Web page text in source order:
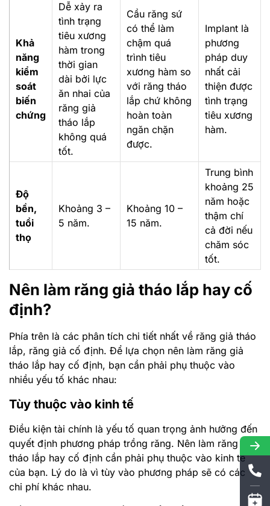
Khả
năng
kiểm
soát
biến
chứng
Dễ xảy ra
tình trạng
tiêu xương
hàm trong
thời gian
dài bởi lực
ăn nhai của
răng giả
tháo lắp
không quá
tốt.
Cầu răng sứ
có thể làm
chậm quá
trình tiêu
xương hàm so
với răng tháo
lắp chứ không
hoàn toàn
ngăn chặn
được.
Implant là
phương
pháp duy
nhất cải
thiện được
tình trạng
tiêu xương
hàm.
Độ
bền,
tuổi
thọ
Khoảng 3 –
5 năm.
Khoảng 10 –
15 năm.
Trung bình
khoảng 25
năm hoặc
thậm chí
cả đời nếu
chăm sóc
tốt.
Nên làm răng giả tháo lắp hay cố
định?
Phía trên là các phân tích chi tiết nhất về răng giả tháo
lắp, răng giả cố định. Để lựa chọn nên làm răng giả
tháo lắp hay cố định, bạn cần phải phụ thuộc vào
nhiều yếu tố khác nhau:
Tùy thuộc vào kinh tế
Điều kiện tài chính là yếu tố quan trọng ảnh hưởng đến
quyết định phương pháp trồng răng. Nên làm răng giả
tháo lắp hay cố định cần phải phụ thuộc vào kinh tế
của bạn. Lý do là vì tùy vào phương pháp sẽ có các
chi phí khác nhau.